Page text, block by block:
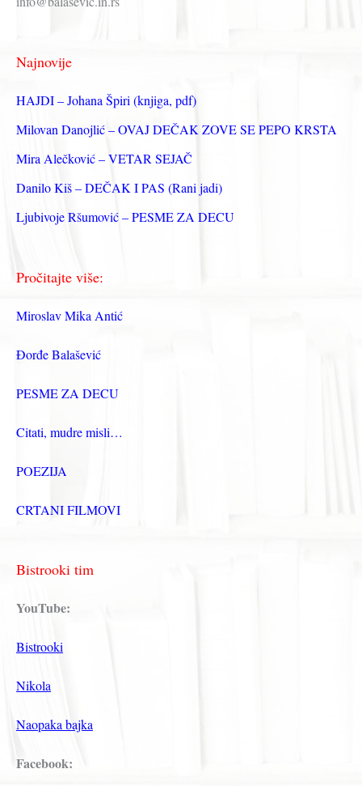
а
з
а
Najnovije
HAJDI – Johana Špiri (knjiga, pdf)
Milovan Danojlić – OVAJ DEČAK ZOVE SE PEPO KRSTA
Mira Alečković – VETAR SEJAČ
Danilo Kiš – DEČAK I PAS (Rani jadi)
Ljubivoje Ršumović – PESME ZA DECU
Pročitajte više:
Miroslav Mika Antić
Đorđe Balašević
PESME ZA DECU
Citati, mudre misli…
POEZIJA
CRTANI FILMOVI
Bistrooki tim
YouTube:
Bistrooki
Nikola
Naopaka bajka
Facebook: